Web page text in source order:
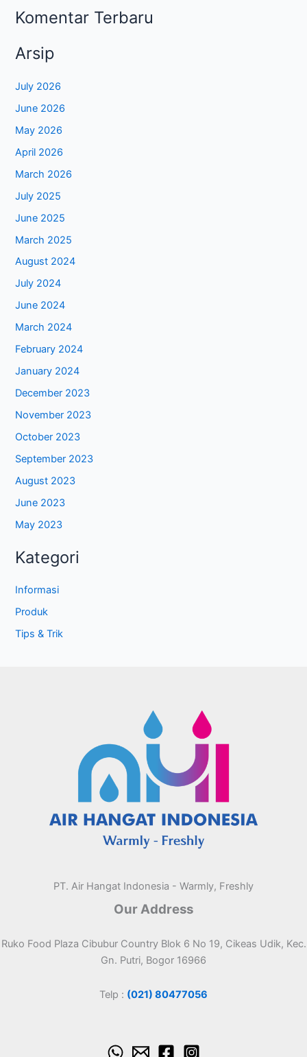
Komentar Terbaru
Arsip
July 2026
June 2026
May 2026
April 2026
March 2026
July 2025
June 2025
March 2025
August 2024
July 2024
June 2024
March 2024
February 2024
January 2024
December 2023
November 2023
October 2023
September 2023
August 2023
June 2023
May 2023
Kategori
Informasi
Produk
Tips & Trik
PT. Air Hangat Indonesia - Warmly, Freshly
Our Address
Ruko Food Plaza Cibubur Country Blok 6 No 19, Cikeas Udik, Kec.
Gn. Putri, Bogor 16966
Telp : (021) 80477056